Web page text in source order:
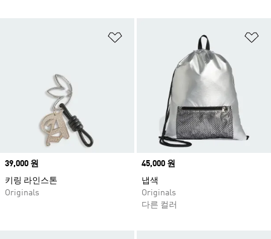
Price
39,000 원
키링 라인스톤
Originals
Price
45,000 원
냅색
Originals
다른 컬러